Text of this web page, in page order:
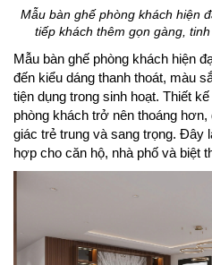
Mẫu bàn ghế phòng khách hiện
tiếp khách thêm gọn gàng,
Mẫu bàn ghế phòng khách hiện
đến kiểu dáng thanh thoát, màu
tiện dụng trong sinh hoạt. Thiết
phòng khách trở nên thoáng
giác trẻ trung và sang trọng. Đây
hợp cho căn hộ, nhà phố và biệt